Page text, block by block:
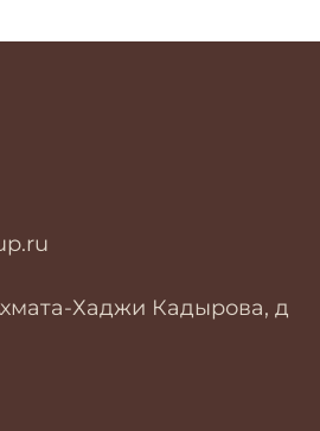
Хаджи Кадырова, д